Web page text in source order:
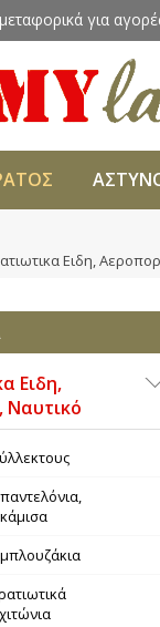
για
Ειδη,
Ειδη,
Ναυτικό